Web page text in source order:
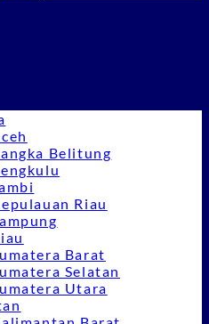
Belitung
Riau
Barat
Selatan
Utara